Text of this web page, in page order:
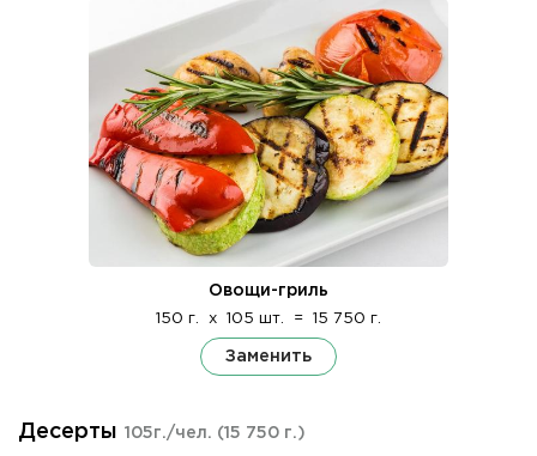
Овощи-гриль
150 г. x 105 шт. = 15 750 г.
Заменить
Десерты 105г./чел. (15 750 г.)